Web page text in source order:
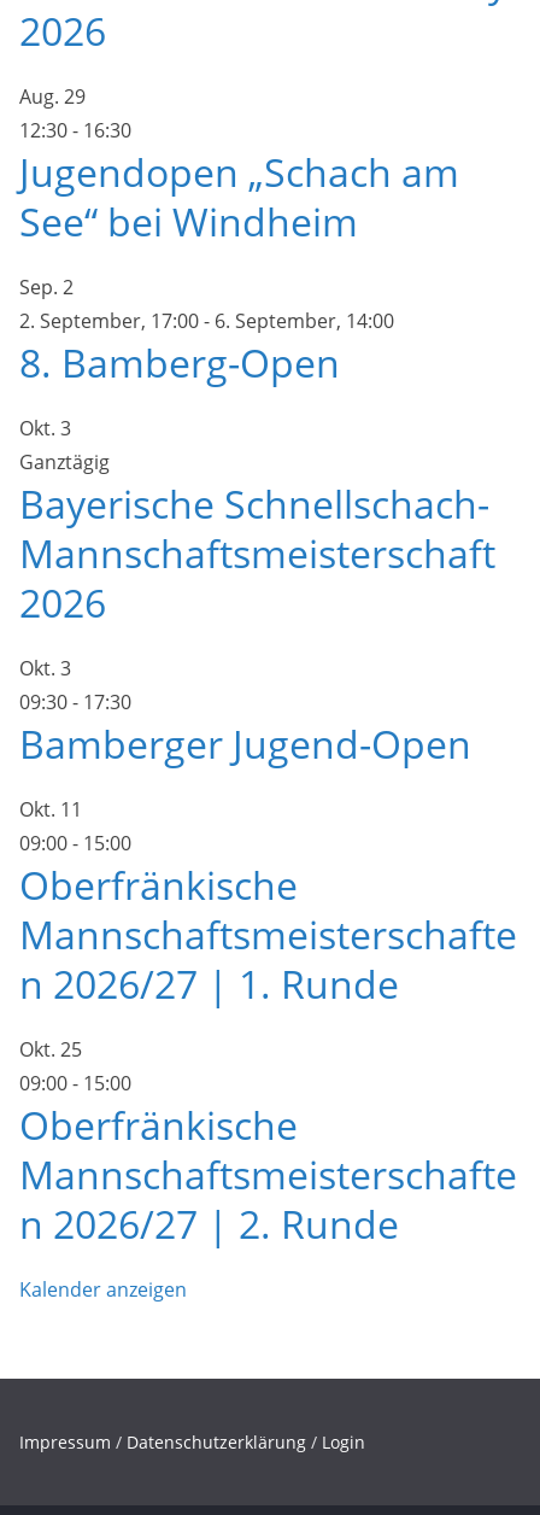
2026
Aug. 29
12:30- 16:30
Jugendopen „Schach am
See“ bei Windheim
Sep. 2
2. September, 17:00- 6. September, 14:00
8. Bamberg-Open
Okt. 3
Ganztägig
Bayerische Schnellschach-
Mannschaftsmeisterschaft
2026
Okt. 3
09:30- 17:30
Bamberger Jugend-Open
Okt. 11
09:00- 15:00
Oberfränkische
Mannschaftsmeisterschafte
n 2026/27 | 1. Runde
Okt. 25
09:00- 15:00
Oberfränkische
Mannschaftsmeisterschafte
n 2026/27 | 2. Runde
Kalender anzeigen
Impressum / Datenschutzerklärung / Login